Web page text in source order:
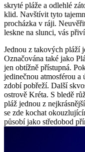
skryté pláže a odlehlé
klid. Navštívit tyto
procházka v ráji.
leskne na slunci, vás
Jednou z takových pláží
Označována také jako
jen obtížně přístupná.
jedinečnou atmosférou
zdobí pobřeží. Další
ostrově Kréta. S bledě
pláž jednou z
se zde kochat
působí jako středobod